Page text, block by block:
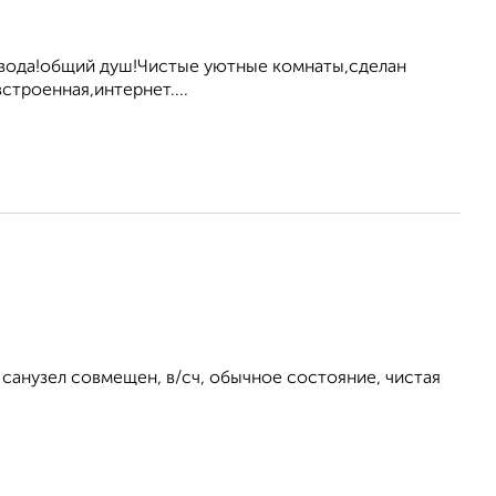
душ!Чистые уютные комнаты,сделан
совмещен, в/сч, обычное состояние, чистая